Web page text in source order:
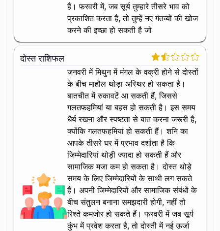
हैं। फरवरी में, जब सूर्य तुम्हारे तीसरे भाव को
प्रकाशित करता है, तो तुम्हें नए गंतव्यों की खोज
करने की इच्छा हो सकती है जो
दोस्त राशिफल
जनवरी में मिथुन में मंगल के वक्री होने से दोस्तों
के बीच माहौल थोड़ा अस्थिर हो सकता है।
बातचीत में रुकावटें आ सकती हैं, जिससे
गलतफहमियां या बहस हो सकती है। इस समय
धैर्य रखना और स्पष्टता से बात करना जरूरी है,
क्योंकि गलतफहमियां हो सकती हैं। शनि का
आपके तीसरे घर में प्रभाव दर्शाता है कि
जिम्मेदारियां थोड़ी ज्यादा हो सकती हैं और
सामाजिक मजा कम हो सकता है। दोस्त थोड़े
समय के लिए जिम्मेदारियों के साथी लग सकते
हैं। अपनी जिम्मेदारियों और सामाजिक संबंधों के
बीच संतुलन बनाना समझदारी होगी, नहीं तो
रिश्ते कमजोर हो सकते हैं। फरवरी में जब सूर्य
कुंभ में प्रवेश करता है, तो दोस्ती में नई ऊर्जा